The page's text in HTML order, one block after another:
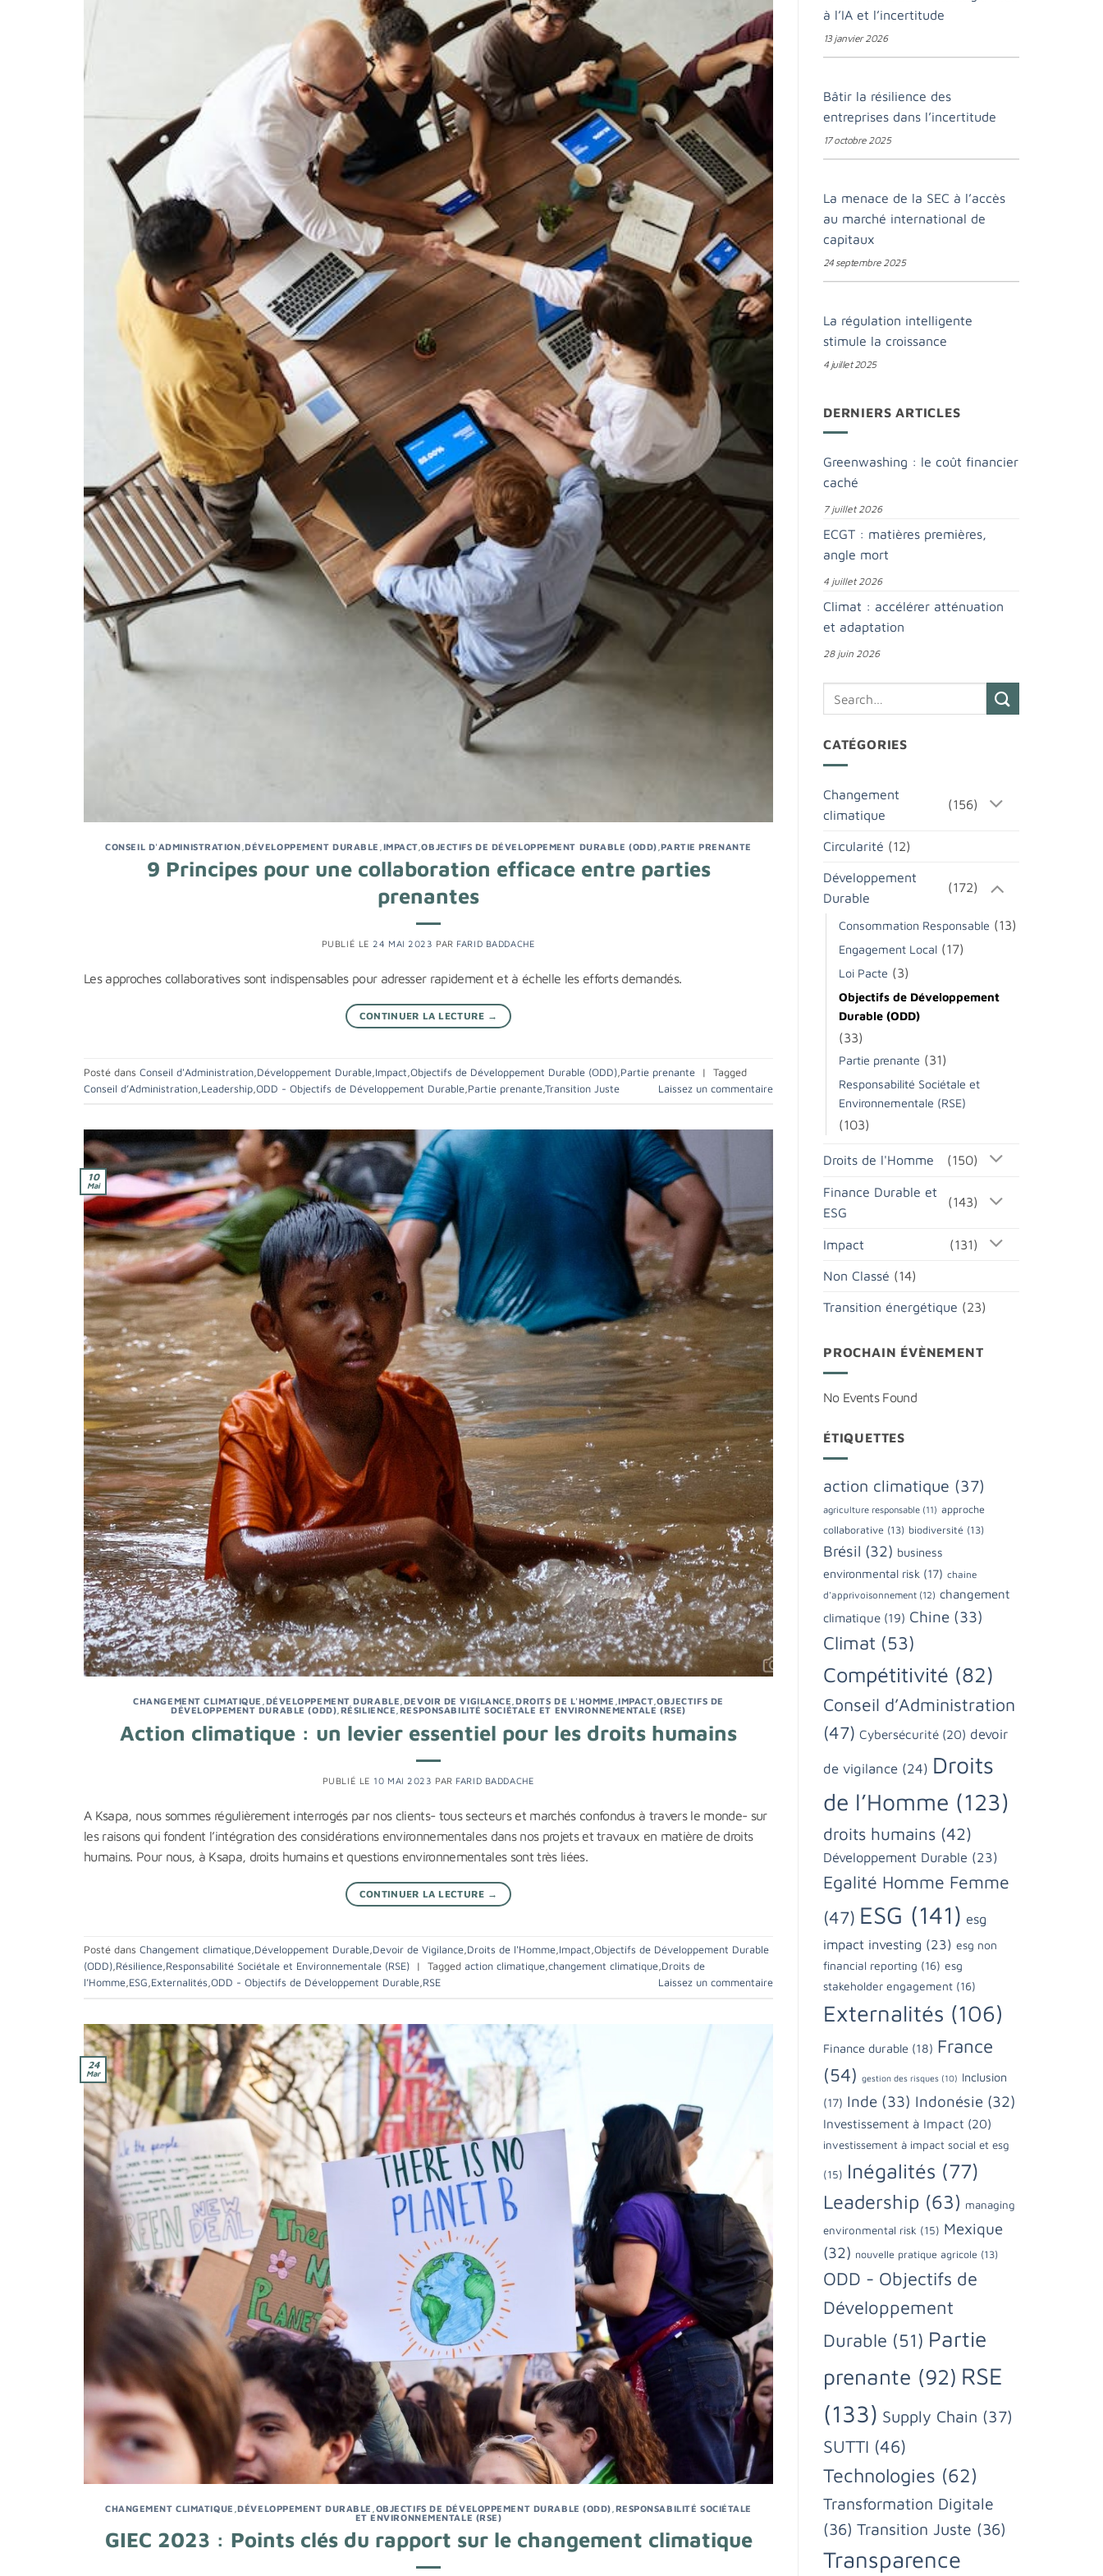
CONSEIL D'ADMINISTRATION ,DÉVELOPPEMENT DURABLE IMPACT,OBJECTIFS DE DÉVELOPPEMENT DURABLE (ODD) ,PARTIE PRENANTE
9 Principes pour une collaboration efficace entre parties
prenantes
PUBLIÉ LE 24 MAI 2023 PAR FARID BADDACHE
Les approches collaboratives sont indispensables pour adresser rapidement et à échelle les efforts demandés.
CONTINUER LA LECTURE →
Posté dans Conseil d'Administration Développement Durable Impact Objectifs de Développement Durable (ODD) Partie prenante |
Tagged
Conseil d’Administration Leadership ODD - Objectifs de Développement Durable Partie prenante Transition Juste Laissez un commentaire
10
Mai
CHANGEMENT CLIMATIQUE DÉVELOPPEMENT DURABLE DEVOIR DE VIGILANCE ,DROITS DE L'HOMME ,IMPACT,OBJECTIFS DE
DÉVELOPPEMENT DURABLE (ODD) RÉSILIENCE RESPONSABILITÉ SOCIÉTALE ET ENVIRONNEMENTALE (RSE)
Action climatique : un levier essentiel pour les droits humains
PUBLIÉ LE 10 MAI 2023 PAR FARID BADDACHE
A Ksapa, nous sommes régulièrement interrogés par nos clients- tous secteurs et marchés confondus à travers le monde- sur
les raisons qui fondent l’intégration des considérations environnementales dans nos projets et travaux en matière de droits
humains. Pour nous, à Ksapa, droits humains et questions environnementales sont très liées.
CONTINUER LA LECTURE →
Posté dans Changement climatique,Développement Durable,Devoir de Vigilance,Droits de l'Homme,Impact,Objectifs de Développement Durable
(ODD),Résilience,Responsabilité Sociétale et Environnementale (RSE) | Tagged action climatique,changement climatique,Droits de
l’Homme,ESG,Externalités,ODD - Objectifs de Développement Durable,RSE Laissez un commentaire
24
Mar
CHANGEMENT CLIMATIQUE ,DÉVELOPPEMENT DURABLE OBJECTIFS DE DÉVELOPPEMENT DURABLE (ODD) RESPONSABILITÉ SOCIÉTALE
ET ENVIRONNEMENTALE (RSE)
GIEC 2023 : Points clés du rapport sur le changement climatique
à l’IA et l’incertitude
13 janvier 2026
Bâtir la résilience des
entreprises dans l’incertitude
17 octobre 2025
La menace de la SEC à l’accès
au marché international de
capitaux
24 septembre 2025
La régulation intelligente
stimule la croissance
4 juillet 2025
DERNIERS ARTICLES
Greenwashing : le coût financier
caché
7 juillet 2026
ECGT : matières premières,
angle mort
4 juillet 2026
Climat : accélérer atténuation
et adaptation
28 juin 2026
CATÉGORIES
Changement
climatique
(156)
Circularité (12)
Développement
Durable
(172)
Consommation Responsable (13)
Engagement Local (17)
Loi Pacte (3)
Objectifs de Développement
Durable (ODD)
(33)
Partie prenante (31)
Responsabilité Sociétale et
Environnementale (RSE)
(103)
Droits de l'Homme (150)
Finance Durable et
ESG
(143)
Impact (131)
Non Classé (14)
Transition énergétique (23)
PROCHAIN ÉVÈNEMENT
No Events Found
ÉTIQUETTES
action climatique (37)
agriculture responsable (11) approche
collaborative (13) biodiversité (13)
Brésil (32) business
environmental risk (17) chaine
d'apprivoisonnement (12) changement
climatique (19) Chine (33)
Climat (53)
Compétitivité (82)
Conseil d’Administration
(47) Cybersécurité (20) devoir
de vigilance (24) Droits
de l’Homme (123)
droits humains (42)
Développement Durable (23)
Egalité Homme Femme
(47) ESG (141) esg
impact investing (23) esg non
financial reporting (16) esg
stakeholder engagement (16)
Externalités (106)
Finance durable (18) France
(54) gestion des risques (10) Inclusion
(17) Inde (33) Indonésie (32)
Investissement à Impact (20)
investissement à impact social et esg
(15) Inégalités (77)
Leadership (63) managing
environmental risk (15) Mexique
(32) nouvelle pratique agricole (13)
ODD - Objectifs de
Développement
Durable (51) Partie
prenante (92) RSE
(133) Supply Chain (37)
SUTTI (46)
Technologies (62)
Transformation Digitale
(36) Transition Juste (36)
Transparence